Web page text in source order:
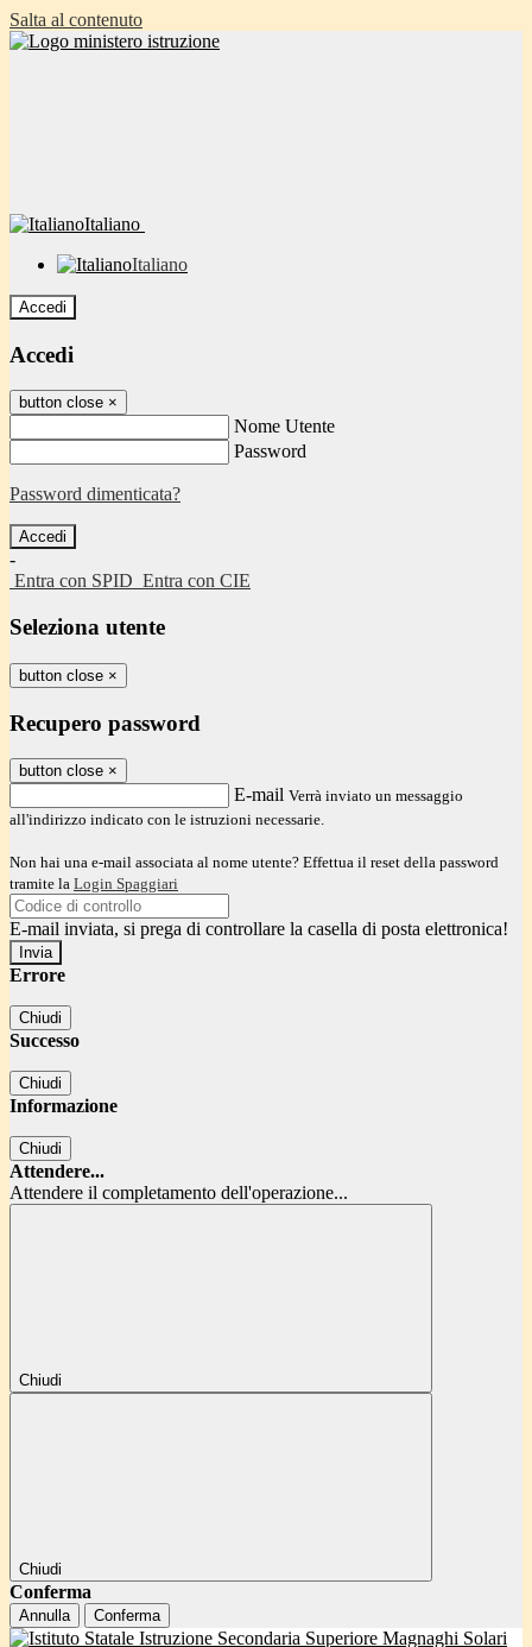
Salta al contenuto
Italiano
Italiano
Accedi
Accedi
button close ×
Nome Utente
Password
Password dimenticata?
-
Entra con SPID Entra con CIE
Seleziona utente
button close ×
Recupero password
button close ×
E-mail Verrà inviato un messaggio
all'indirizzo indicato con le istruzioni necessarie.
Non hai una e-mail associata al nome utente? Effettua il reset della password
tramite la Login Spaggiari
E-mail inviata, si prega di controllare la casella di posta elettronica!
Errore
Chiudi
Successo
Chiudi
Informazione
Chiudi
Attendere...
Attendere il completamento dell'operazione...
Chiudi
Chiudi
Conferma
Annulla Conferma